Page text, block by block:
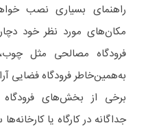
راهنمای بسیاری نصب
مکان‌های مورد نظر خود
فرودگاه مصالحی مثل
به‌همین‌خاطر فرودگاه
برخی از بخش‌های
جداگانه در کارگاه یا